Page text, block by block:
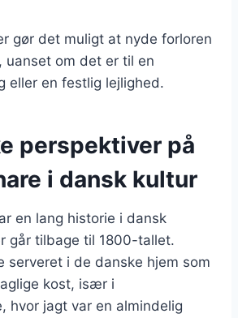
gør det muligt at nyde forloren
uanset om det er til en
eller en festlig lejlighed.
perspektiver på
i dansk kultur
en lang historie i dansk
går tilbage til 1800-tallet.
serveret i de danske hjem som
kost, især i
hvor jagt var en almindelig